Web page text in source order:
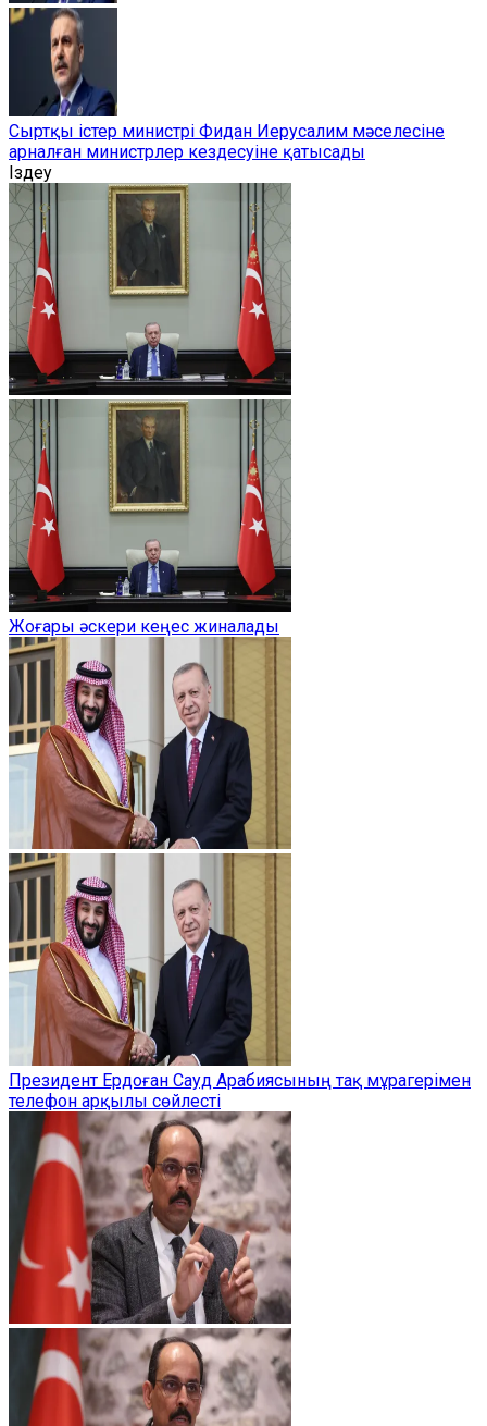
Сыртқы істер министрі Фидан Иерусалим мәселесіне
арналған министрлер кездесуіне қатысады
Іздеу
Жоғары әскери кеңес жиналады
Президент Ердоған Сауд Арабиясының тақ мұрагерімен
телефон арқылы сөйлесті